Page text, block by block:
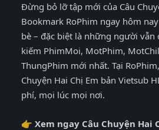
Đừng bỏ lỡ tập mới của Câu
Bookmark RoPhim ngay hôm
bè – đặc biệt là những người vẫn
kiếm PhimMoi, MotPhim,
ThungPhim mới nhất. Tại
Chuyện Hai Chị Em bản Vietsub
phí, mọi lúc mọi nơi.
👉 Xem ngay Câu Chuyện Hai